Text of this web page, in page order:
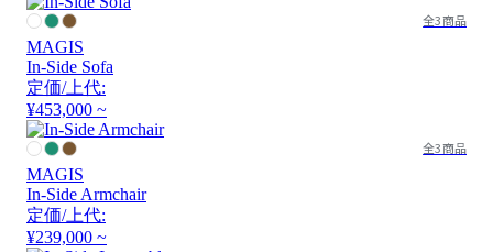
全3商品
MAGIS
In-Side Sofa
定価/上代:
¥453,000 ~
全3商品
MAGIS
In-Side Armchair
定価/上代:
¥239,000 ~